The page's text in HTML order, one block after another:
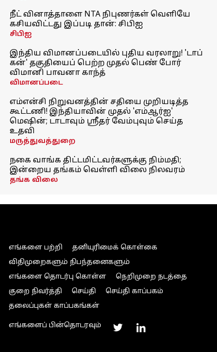
நீட் வினாத்தாளை NTA நிபுணர்கள் வெளியே
கசியவிட்டது இப்படி தான்: சிபிஐ
சிபிஐ
இந்திய விமானப்படையில் புதிய வரலாறு! 'டாப்
கன்' தகுதியைப் பெற்ற முதல் பெண் போர்
விமானி பாவனா காந்த்
விமானப்படை
எம்என்சி நிறுவனத்தின் சதியை முறியடித்த
கூட்டணி! இந்தியாவின் முதல் 'எம்ஆர்ஐ'
மெஷின்; டாடாவும் ஸ்ரீதர் வேம்புவும் செய்த
உதவி
மருத்துவத்துறை
நகை வாங்க திட்டமிட்டவர்களுக்கு நிம்மதி;
இன்றைய தங்கம் வெள்ளி விலை நிலவரம்
தங்க விலை
எங்களை பற்றி
தனியுரிமைக் கொள்கை
விதிமுறைகளும் நிபந்தனைகளும்
எங்களை தொடர்பு கொள்ள
நெறிமுறை நடத்தை
குறை நிவர்த்தி
செய்தி
செய்தி காப்பகம்
தலைப்புகள் காப்பகங்கள்
எங்களைப் பின்தொடரவும்